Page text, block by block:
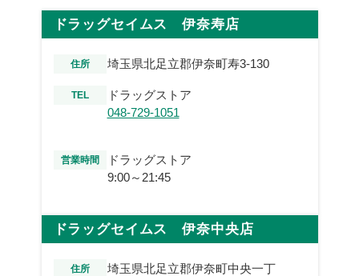
ドラッグセイムス 伊奈寿店
住所 埼玉県北足立郡伊奈町寿3-130
TEL
ドラッグストア
048-729-1051
営業時間
ドラッグストア
9:00～21:45
ドラッグセイムス 伊奈中央店
住所
埼玉県北足立郡伊奈町中央一丁